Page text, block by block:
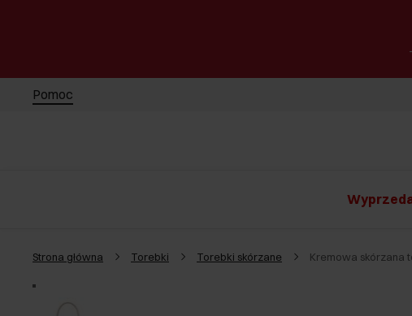
Pomoc
Strona główna Torebki Torebki skórzane Kremowa skórzana